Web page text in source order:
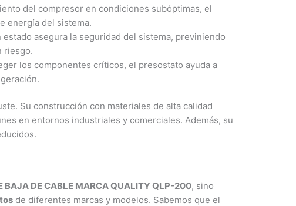
del compresor en condiciones subóptimas, el
energía del sistema.
asegura la seguridad del sistema, previniendo
riesgo.
los componentes críticos, el presostato ayuda a
Su construcción con materiales de alta calidad
en entornos industriales y comerciales. Además, su
BAJA DE CABLE MARCA QUALITY QLP-200, sino
de diferentes marcas y modelos. Sabemos que el